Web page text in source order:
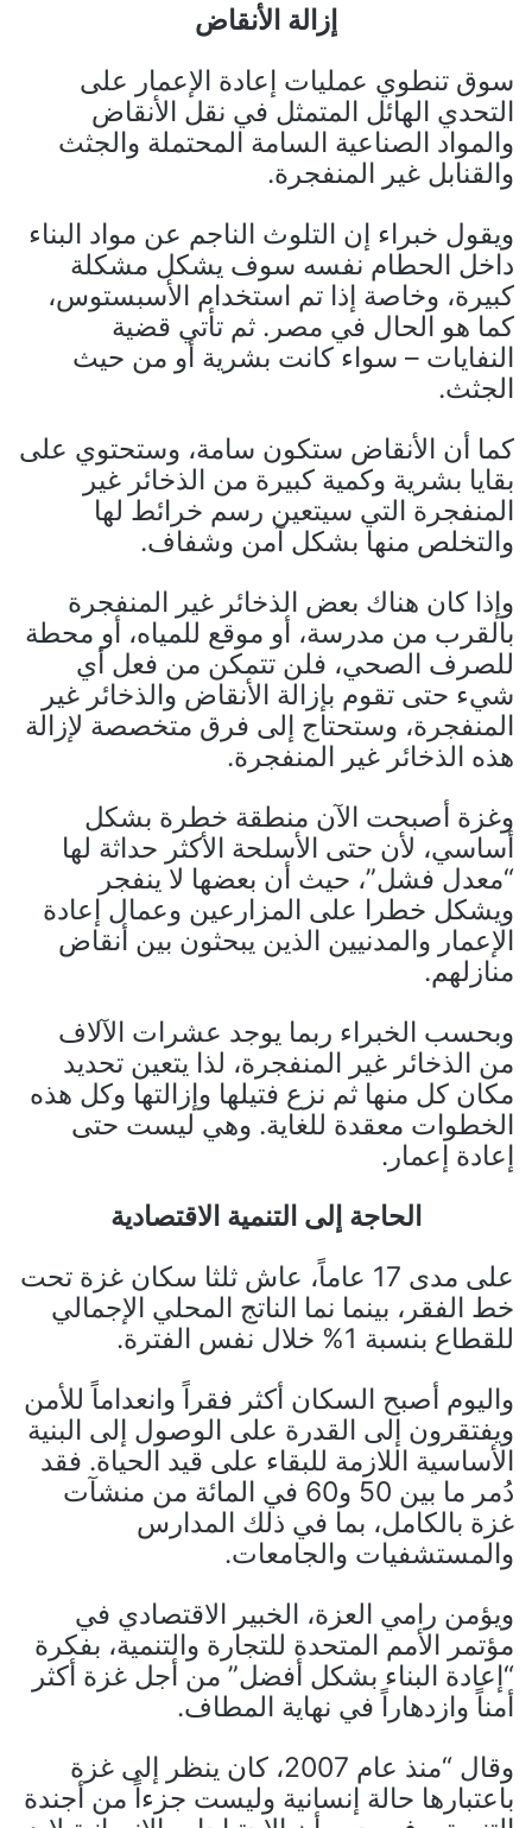
إزالة الأنقاض
سوق تنطوي عمليات إعادة الإعمار على
التحدي الهائل المتمثل في نقل الأنقاض
والمواد الصناعية السامة المحتملة والجثث
والقنابل غير المنفجرة.
ويقول خبراء إن التلوث الناجم عن مواد البناء
داخل الحطام نفسه سوف يشكل مشكلة
كبيرة، وخاصة إذا تم استخدام الأسبستوس،
كما هو الحال في مصر. ثم تأتي قضية
النفايات – سواء كانت بشرية أو من حيث
الجثث.
كما أن الأنقاض ستكون سامة، وستحتوي على
بقايا بشرية وكمية كبيرة من الذخائر غير
المنفجرة التي سيتعين رسم خرائط لها
والتخلص منها بشكل آمن وشفاف.
وإذا كان هناك بعض الذخائر غير المنفجرة
بالقرب من مدرسة، أو موقع للمياه، أو محطة
للصرف الصحي، فلن تتمكن من فعل أي
شيء حتى تقوم بإزالة الأنقاض والذخائر غير
المنفجرة، وستحتاج إلى فرق متخصصة لإزالة
هذه الذخائر غير المنفجرة.
وغزة أصبحت الآن منطقة خطرة بشكل
أساسي، لأن حتى الأسلحة الأكثر حداثة لها
“معدل فشل”، حيث أن بعضها لا ينفجر
ويشكل خطرا على المزارعين وعمال إعادة
الإعمار والمدنيين الذين يبحثون بين أنقاض
منازلهم.
وبحسب الخبراء ربما يوجد عشرات الآلاف
من الذخائر غير المنفجرة، لذا يتعين تحديد
مكان كل منها ثم نزع فتيلها وإزالتها وكل هذه
الخطوات معقدة للغاية. وهي ليست حتى
إعادة إعمار.
الحاجة إلى التنمية الاقتصادية
على مدى 17 عاماً، عاش ثلثا سكان غزة تحت
خط الفقر، بينما نما الناتج المحلي الإجمالي
للقطاع بنسبة 1% خلال نفس الفترة.
واليوم أصبح السكان أكثر فقراً وانعداماً للأمن
ويفتقرون إلى القدرة على الوصول إلى البنية
الأساسية اللازمة للبقاء على قيد الحياة. فقد
دُمر ما بين 50 و60 في المائة من منشآت
غزة بالكامل، بما في ذلك المدارس
والمستشفيات والجامعات.
ويؤمن رامي العزة، الخبير الاقتصادي في
مؤتمر الأمم المتحدة للتجارة والتنمية، بفكرة
“إعادة البناء بشكل أفضل” من أجل غزة أكثر
أمناً وازدهاراً في نهاية المطاف.
وقال “منذ عام 2007، كان ينظر إلى غزة
باعتبارها حالة إنسانية وليست جزءاً من أجندة